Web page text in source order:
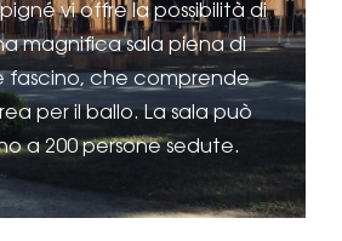
vi offre la possibilità di
magnifica sala piena di
fascino, che comprende
per il ballo. La sala può
a 200 persone sedute.